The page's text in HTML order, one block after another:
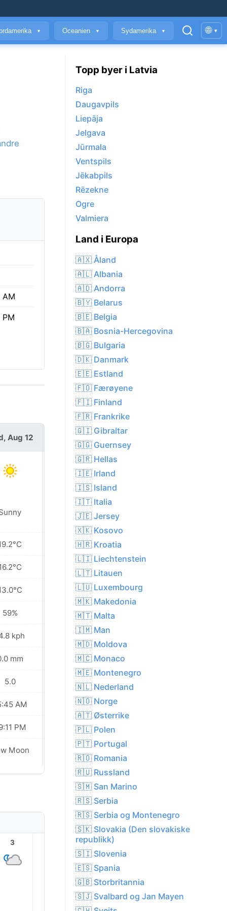
▼ Oceanien ▼ Sydamerika ▼ 🌐 ▾
AM
Aug 12
59%
kph
mm
5.0
AM
PM
Moon
Thu, Aug 13
Partly cloudy
20.4°C
15.9°C
11.6°C
64%
11.2 kph
0.0 mm
6.0
05:47 AM
09:09 PM
New Moon
3 5
Topp byer i Latvia
Riga
Daugavpils
Liepāja
Jelgava
Jūrmala
Ventspils
Jēkabpils
Rēzekne
Ogre
Valmiera
Land i Europa
🇦🇽 Åland
🇦🇱 Albania
🇦🇩 Andorra
🇧🇾 Belarus
🇧🇪 Belgia
🇧🇦 Bosnia-Hercegovina
🇧🇬 Bulgaria
🇩🇰 Danmark
🇪🇪 Estland
🇫🇴 Færøyene
🇫🇮 Finland
🇫🇷 Frankrike
🇬🇮 Gibraltar
🇬🇬 Guernsey
🇬🇷 Hellas
🇮🇪 Irland
🇮🇸 Island
🇮🇹 Italia
🇯🇪 Jersey
🇽🇰 Kosovo
🇭🇷 Kroatia
🇱🇮 Liechtenstein
🇱🇹 Litauen
🇱🇺 Luxembourg
🇲🇰 Makedonia
🇲🇹 Malta
🇮🇲 Man
🇲🇩 Moldova
🇲🇨 Monaco
🇲🇪 Montenegro
🇳🇱 Nederland
🇳🇴 Norge
🇦🇹 Østerrike
🇵🇱 Polen
🇵🇹 Portugal
🇷🇴 Romania
🇷🇺 Russland
🇸🇲 San Marino
🇷🇸 Serbia
🇷🇸 Serbia og Montenegro
🇸🇰 Slovakia (Den slovakiske
republikk)
🇸🇮 Slovenia
🇪🇸 Spania
🇬🇧 Storbritannia
🇸🇯 Svalbard og Jan Mayen